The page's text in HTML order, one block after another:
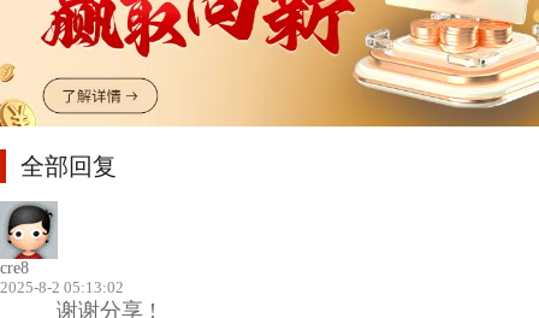
全部回复
cre8
2025-8-2 05:13:02
谢谢分享 !